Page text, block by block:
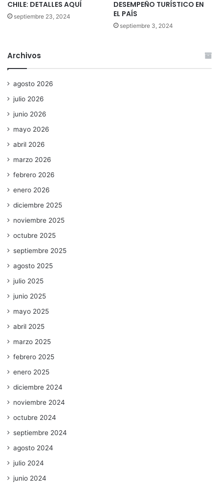
CHILE: DETALLES AQUÍ
septiembre 23, 2024
DESEMPEÑO TURÍSTICO EN
EL PAÍS
septiembre 3, 2024
Archivos
agosto 2026
julio 2026
junio 2026
mayo 2026
abril 2026
marzo 2026
febrero 2026
enero 2026
diciembre 2025
noviembre 2025
octubre 2025
septiembre 2025
agosto 2025
julio 2025
junio 2025
mayo 2025
abril 2025
marzo 2025
febrero 2025
enero 2025
diciembre 2024
noviembre 2024
octubre 2024
septiembre 2024
agosto 2024
julio 2024
junio 2024